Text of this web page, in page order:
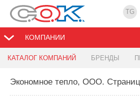
TG
КОМПАНИИ
КАТАЛОГ КОМПАНИЙ БРЕНДЫ
Экономное тепло, ООО.